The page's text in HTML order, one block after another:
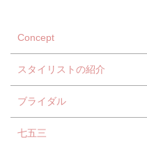
Concept
スタイリストの紹介
ブライダル
七五三